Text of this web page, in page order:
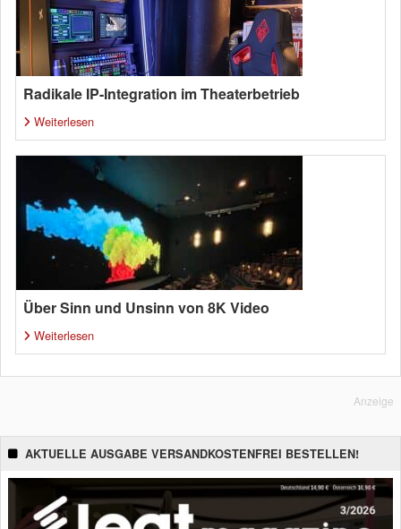
Radikale IP-Integration im Theaterbetrieb
Weiterlesen
Über Sinn und Unsinn von 8K Video
Weiterlesen
Anzeige
AKTUELLE AUSGABE VERSANDKOSTENFREI BESTELLEN!